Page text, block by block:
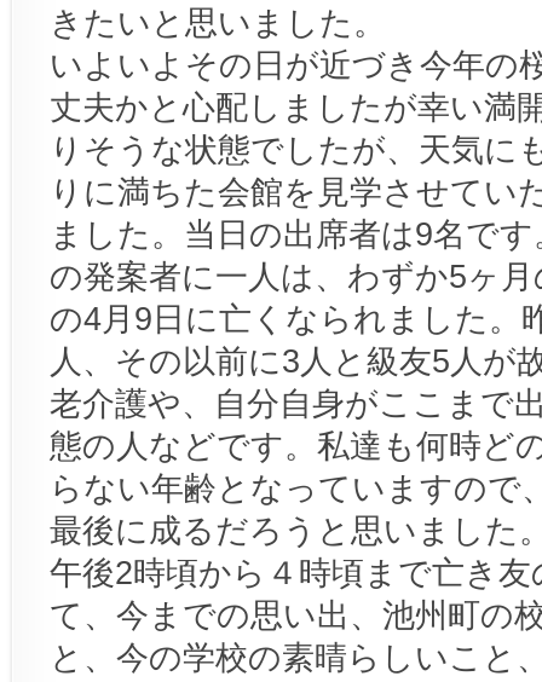
きたいと思いました。
いよいよその日が近づき今年の
丈夫かと心配しましたが幸い満
りそうな状態でしたが、天気に
りに満ちた会館を見学させてい
ました。当日の出席者は9名で
の発案者に一人は、わずか5ヶ
の4月9日に亡くなられました。
人、その以前に3人と級友5人が
老介護や、自分自身がここまで
態の人などです。私達も何時ど
らない年齢となっていますので
最後に成るだろうと思いました
午後2時頃から４時頃まで亡き
て、今までの思い出、池州町の
と、今の学校の素晴らしいこと